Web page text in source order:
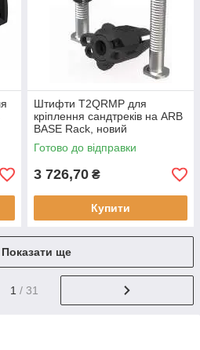
Штифти T2QRMP для
кріплення сандтреків на ARB
BASE Rack, новий
Готово до відправки
3 726,70 ₴
Купити
Показати ще
1 / 31